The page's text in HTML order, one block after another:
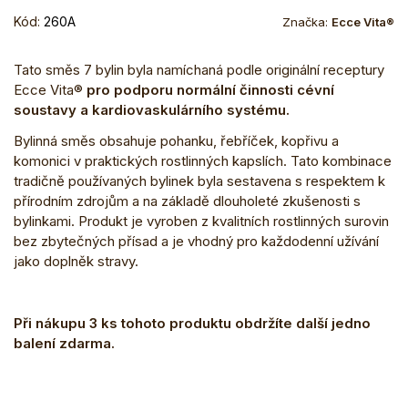
Kód: 260A Značka: Ecce Vita®
Tato směs 7 bylin byla namíchaná podle originální receptury
Ecce Vita® pro podporu normální činnosti cévní
soustavy a kardiovaskulárního systému.
Bylinná směs obsahuje pohanku, řebříček, kopřivu a
komonici v praktických rostlinných kapslích. Tato kombinace
tradičně používaných bylinek byla sestavena s respektem k
přírodním zdrojům a na základě dlouholeté zkušenosti s
bylinkami. Produkt je vyroben z kvalitních rostlinných surovin
bez zbytečných přísad a je vhodný pro každodenní užívání
jako doplněk stravy.
Při nákupu 3 ks tohoto produktu obdržíte další jedno
balení zdarma.